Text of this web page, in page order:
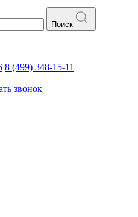
Поиск
8 (499) 348-15-11
звонок